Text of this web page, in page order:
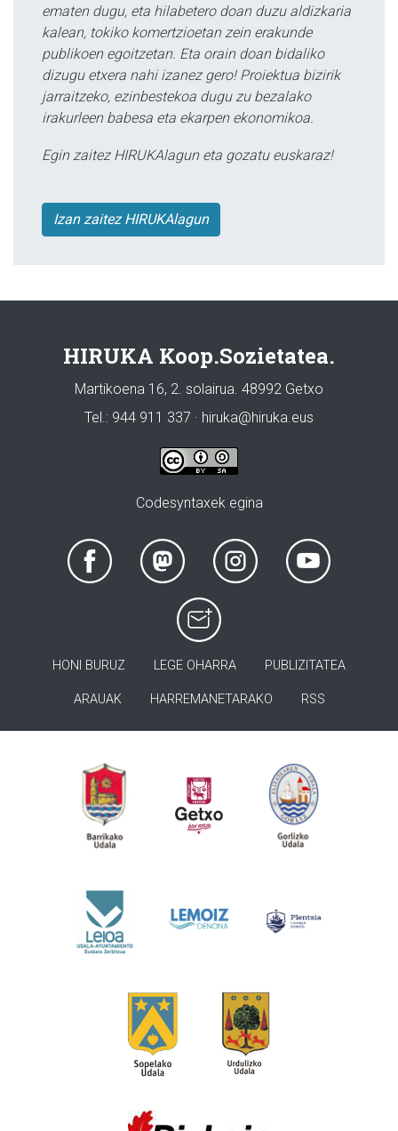
ematen dugu, eta hilabetero doan duzu aldizkaria
kalean, tokiko komertzioetan zein erakunde
publikoen egoitzetan. Eta orain doan bidaliko
dizugu etxera nahi izanez gero! Proiektua bizirik
jarraitzeko, ezinbestekoa dugu zu bezalako
irakurleen babesa eta ekarpen ekonomikoa.
Egin zaitez HIRUKAlagun eta gozatu euskaraz!
Izan zaitez HIRUKAlagun
HIRUKA Koop.Sozietatea.
Martikoena 16, 2. solairua. 48992 Getxo
Tel.: 944 911 337 · hiruka@hiruka.eus
Codesyntaxek egina
HONI BURUZ LEGE OHARRA PUBLIZITATEA
ARAUAK HARREMANETARAKO RSS